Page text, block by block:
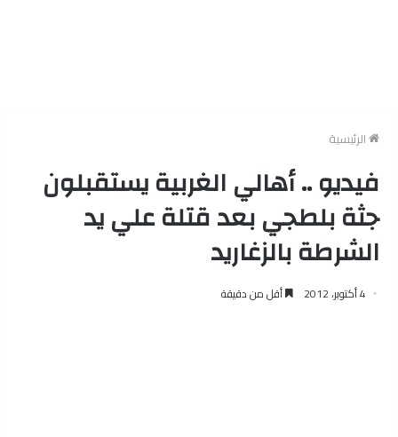
الرئيسية
فيديو .. أهالي الغربية يستقبلون
جثة بلطجي بعد قتلة علي يد
الشرطة بالزغاريد
4 أكتوبر، 2012 أقل من دقيقة